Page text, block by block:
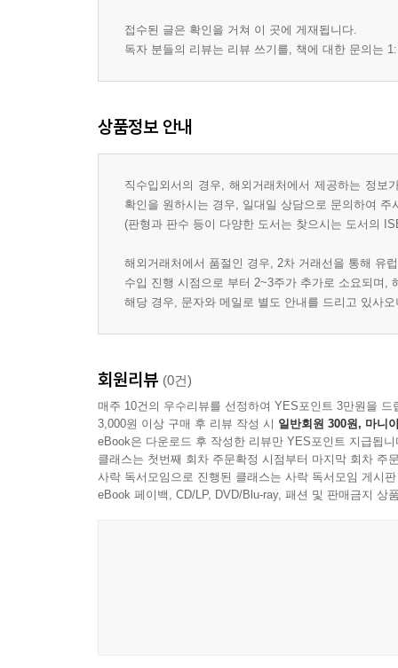
접수된 글은 확인을 거쳐 이 곳에 게재됩니다.
독자 분들의 리뷰는 리뷰 쓰기를, 책에 대한 문의는
상품정보 안내
직수입외서의 경우, 해외거래처에서 제공하는 정
확인을 원하시는 경우, 일대일 상담으로 문의하여 주
(판형과 판수 등이 다양한 도서는 찾으시는 도서의
해외거래처에서 품절인 경우, 2차 거래선을 통해 유
수입 진행 시점으로 부터 2~3주가 추가로 소요되며,
해당 경우, 문자와 메일로 별도 안내를 드리고 있사
회원리뷰 (0건)
매주 10건의 우수리뷰를 선정하여 YES포인트 3만원을 드
3,000원 이상 구매 후 리뷰 작성 시 일반회원 300원, 마니
eBook은 다운로드 후 작성한 리뷰만 YES포인트 지급됩니
클래스는 첫번째 회차 주문확정 시점부터 마지막 회차 주
사락 독서모임으로 진행된 클래스는 사락 독서모임 게시
eBook 페이백, CD/LP, DVD/Blu-ray, 패션 및 판매금지 상